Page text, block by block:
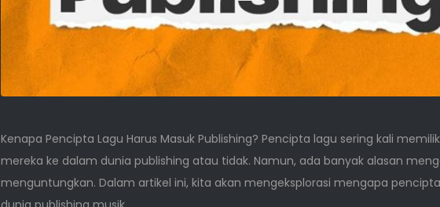
Kenapa Pencipta Lagu Harus Masuk Publishing? Pencipta lagu sering kali
mereka ke dalam dunia publishing atau tidak. Namun, ada banyak alasan
menguntungkan. Dalam artikel ini, kita akan mengeksplorasi mengapa